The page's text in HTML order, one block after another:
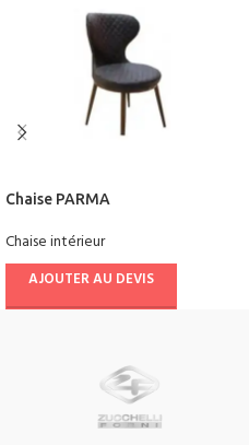
Chaise PARMA
Chaise intérieur
AJOUTER AU DEVIS